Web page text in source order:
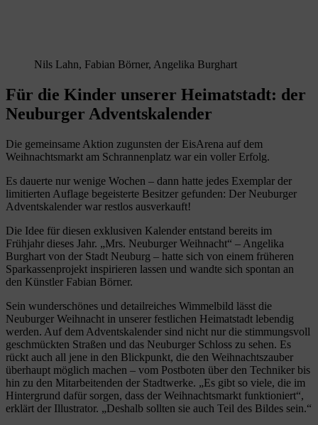
Nils Lahn, Fabian Börner, Angelika Burghart
Für die Kinder unserer Heimatstadt: der
Neuburger Adventskalender
Die gemeinsame Aktion zugunsten der EisArena auf dem
Weihnachtsmarkt am Schrannenplatz war ein voller Erfolg.
Es dauerte nur wenige Wochen – dann hatte jedes Exemplar der
limitierten Auflage begeisterte Besitzer gefunden: Der Neuburger
Adventskalender war restlos ausverkauft!
Die Idee für diesen exklusiven Kalender entstand bereits im
Frühjahr dieses Jahr. „Mrs. Neuburger Weihnacht“ – Angelika
Burghart von der Stadt Neuburg – hatte sich von einem früheren
Sparkassenprojekt inspirieren lassen und wandte sich spontan an
den Künstler Fabian Börner.
Sein wunderschönes und detailreiches Wimmelbild lässt die
Neuburger Weihnacht in unserer festlichen Heimatstadt lebendig
werden. Auf dem Adventskalender sind nicht nur die stimmungsvoll
geschmückten Straßen und das Neuburger Schloss zu sehen. Es
rückt auch all jene in den Blickpunkt, die den Weihnachtszauber
überhaupt möglich machen – vom Postboten über den Techniker bis
hin zu den Mitarbeitenden der Stadtwerke. „Es gibt so viele, die im
Hintergrund dafür sorgen, dass der Weihnachtsmarkt funktioniert“,
erklärt der Illustrator. „Deshalb sollten sie auch Teil des Bildes sein.“